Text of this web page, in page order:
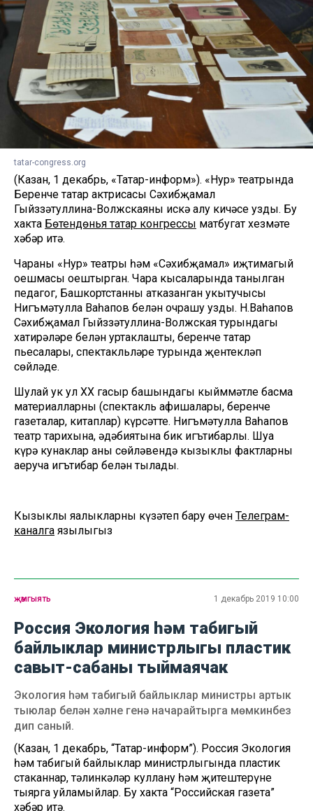
tatar-congress.org
(Казан, 1 декабрь, «Татар-информ»). «Нур» театрында
Беренче татар актрисасы Сәхибҗамал
Гыйззәтуллина-Волжскаяны искә алу кичәсе узды. Бу
хакта Бөтендөнья татар конгрессы матбугат хезмәте
хәбәр итә.
Чараны «Нур» театры һәм «Сәхибҗамал» иҗтимагый
оешмасы оештырган. Чара кысаларында танылган
педагог, Башкортстанның атказанган укытучысы
Нигъмәтулла Ваһапов белән очрашу узды. Н.Ваһапов
Сәхибҗамал Гыйззәтуллина-Волжская турындагы
хатирәләре белән уртаклашты, беренче татар
пьесалары, спектакльләре турында җентекләп
сөйләде.
Шулай ук ул XX гасыр башындагы кыйммәтле басма
материалларны (спектакль афишалары, беренче
газеталар, китаплар) күрсәтте. Нигъмәтулла Ваһапов
театр тарихына, әдәбиятына бик игътибарлы. Шуңа
күрә кунаклар аның сөйләвендә кызыклы фактларны
аеруча игътибар белән тыңлады.
Кызыклы яңалыкларны күзәтеп бару өчен Телеграм-
каналга язылыгыз
җәмгыять 1 декабрь 2019 10:00
Россия Экология һәм табигый
байлыклар министрлыгы пластик
савыт-сабаны тыймаячак
Экология һәм табигый байлыклар министры артык
тыюлар белән хәлне генә начарайтырга мөмкинбез
дип саный.
(Казан, 1 декабрь, “Татар-информ”). Россия Экология
һәм табигый байлыклар министрлыгында пластик
стаканнар, тәлинкәләр куллану һәм җитештерүне
тыярга уйламыйлар. Бу хакта “Российская газета”
хәбәр итә.